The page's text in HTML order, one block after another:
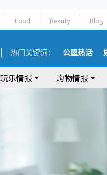
Food Beauty Blog
热门关键词： 公屋热话
玩乐情报 购物情报